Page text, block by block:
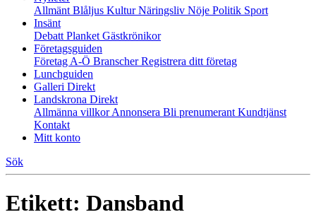
Allmänt Blåljus KulturNäringsliv Nöje Politik Sport
Insänt
Debatt Planket Gästkrönikor
Företagsguiden
Företag A-Ö BranscherRegistrera ditt företag
Lunchguiden
Galleri Direkt
Landskrona Direkt
Allmänna villkorAnnonsera Bli prenumerant Kundtjänst
Kontakt
Mitt konto
Sök
Etikett: Dansband